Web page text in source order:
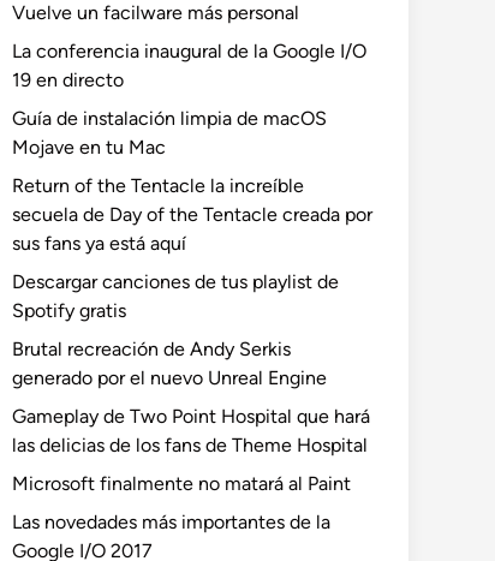
Vuelve un facilware más personal
La conferencia inaugural de la Google I/O
19 en directo
Guía de instalación limpia de macOS
Mojave en tu Mac
Return of the Tentacle la increíble
secuela de Day of the Tentacle creada por
sus fans ya está aquí
Descargar canciones de tus playlist de
Spotify gratis
Brutal recreación de Andy Serkis
generado por el nuevo Unreal Engine
Gameplay de Two Point Hospital que hará
las delicias de los fans de Theme Hospital
Microsoft finalmente no matará al Paint
Las novedades más importantes de la
Google I/O 2017